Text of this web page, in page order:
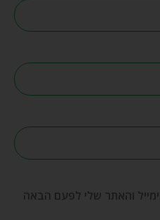
והאתר שלי לפעם הבאה